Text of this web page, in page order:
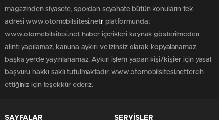
magazinden siyasete, spordan seyahate bütün konuların tek
adresi www.otomobilsitesi.netr platformunda;
www.otomobilsitesi.net haber içerikleri kaynak gösterilmeden
alıntı yapılamaz, kanuna aykırı ve izinsiz olarak kopyalanamaz,
başka yerde yayınlanamaz. Aykırı işlem yapan kişi/kişiler için yasal
başvuru hakkı saklı tutulmaktadır. www.otomobilsitesi.nettercih
ettiğiniz için teşekkür ederiz.
SAYFALAR SERVİSLER